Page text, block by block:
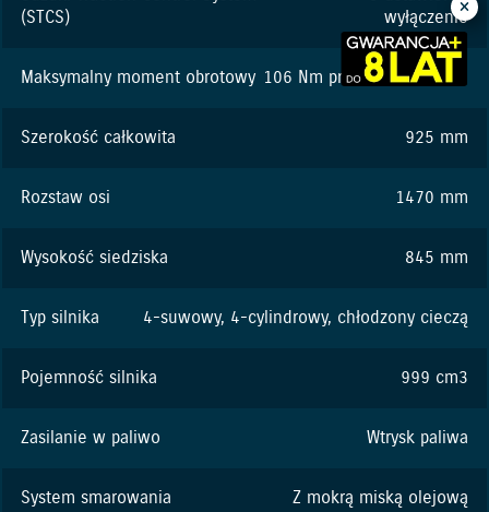
(STCS)
wyłączenie
Maksymalny moment obrotowy 106 Nm przy 9250 obr./min
Szerokość całkowita 925 mm
Rozstaw osi 1470 mm
Wysokość siedziska 845 mm
Typ silnika 4-suwowy, 4-cylindrowy, chłodzony cieczą
Pojemność silnika 999 cm3
Zasilanie w paliwo Wtrysk paliwa
System smarowania Z mokrą miską olejową